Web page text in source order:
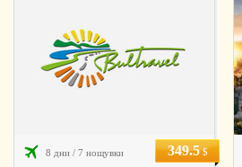
8 дни / 7 нощувки 349.5$